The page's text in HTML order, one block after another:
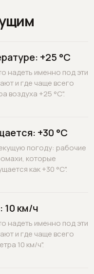
+25 °C
надеть именно под эти
и где чаще всего
воздуха +25 °C".
+30 °C
погоду: рабочие
которые
как +30 °C".
10 км/ч
надеть именно под эти
и где чаще всего
10 км/ч".